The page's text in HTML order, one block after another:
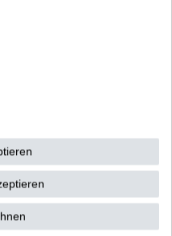
Vorkasse
Barzahlung bei Abholung in
unbedingt Termin